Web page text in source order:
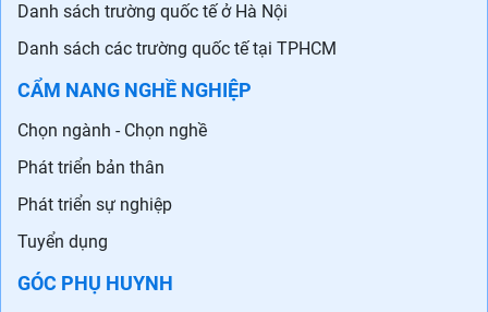
Danh sách trường quốc tế ở Hà Nội
Danh sách các trường quốc tế tại TPHCM
CẨM NANG NGHỀ NGHIỆP
Chọn ngành - Chọn nghề
Phát triển bản thân
Phát triển sự nghiệp
Tuyển dụng
GÓC PHỤ HUYNH